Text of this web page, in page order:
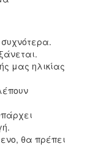
μας ηλικίας
θα πρέπει